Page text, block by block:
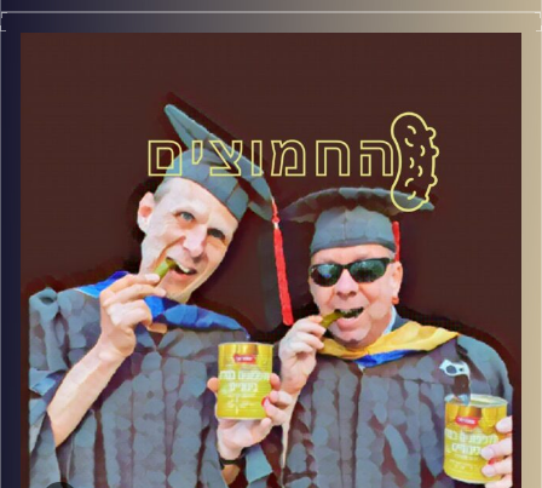
המערכת הפוליטית על ספת הפסיכולוג, עם פרופסור בועז בן-
דוד ופרופסור גלעד הירשברגר
קרדיט תמונות:AudioVersity